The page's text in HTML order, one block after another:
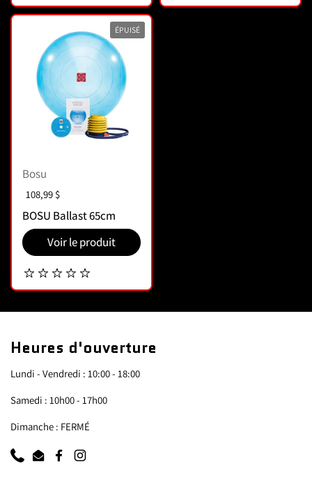
Bosu
Prix :
108,99 $
BOSU Ballast 65cm
Voir le produit
ÉPUISÉ
Heures d'ouverture
Lundi - Vendredi : 10:00 - 18:00
Samedi : 10h00 - 17h00
Dimanche : FERMÉ
Téléphone
CourrielFacebookInstagram